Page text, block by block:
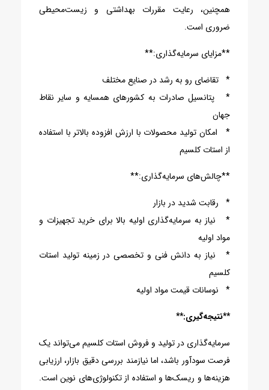
همچنین، رعایت مقررات بهداشتی و زیست‌محیطی
ضروری است.
**مزایای سرمایه‌گذاری:**
* تقاضای رو به رشد در صنایع مختلف
* پتانسیل صادرات به کشورهای همسایه و سایر نقاط
جهان
* امکان تولید محصولات با ارزش افزوده بالاتر با استفاده
از استات کلسیم
**چالش‌های سرمایه‌گذاری:**
* رقابت شدید در بازار
* نیاز به سرمایه‌گذاری اولیه بالا برای خرید تجهیزات و
مواد اولیه
* نیاز به دانش فنی و تخصصی در زمینه تولید استات
کلسیم
* نوسانات قیمت مواد اولیه
**نتیجه‌گیری:**
سرمایه‌گذاری در تولید و فروش استات کلسیم می‌تواند یک
فرصت سودآور باشد، اما نیازمند بررسی دقیق بازار، ارزیابی
هزینه‌ها و ریسک‌ها و استفاده از تکنولوژی‌های نوین است.